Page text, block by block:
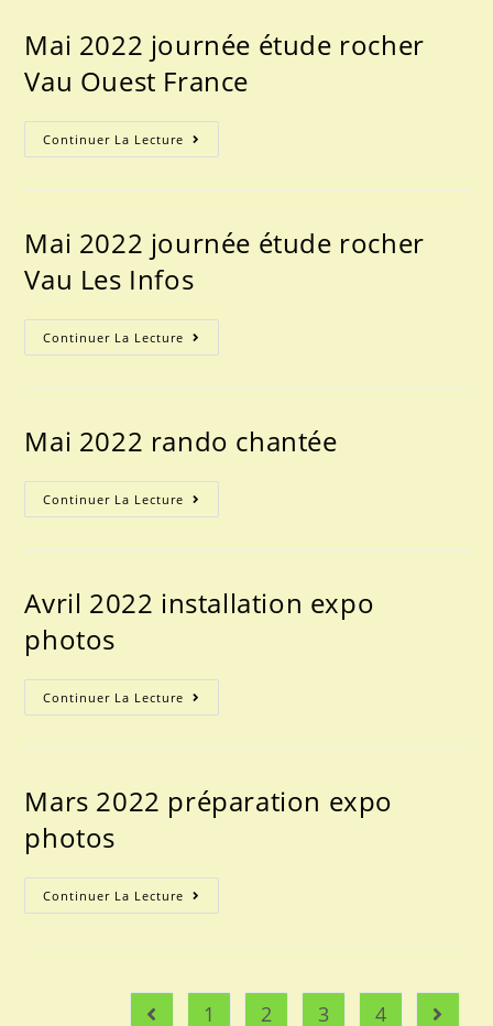
Murin
Mai 2022 journée étude rocher
Vau Ouest France
Continuer La Lecture Mai
2022
Étude
Ouest
France
Mai 2022 journée étude rocher
Vau Les Infos
Continuer La Lecture Mai
2022
Étude
Les
Infos
Mai 2022 rando chantée
Continuer La Lecture Mai
2022
Chantée
Avril 2022 installation expo
photos
Continuer La Lecture Avril
2022
Expo
Mars 2022 préparation expo
photos
Continuer La Lecture Mars
2022
Expo
Go to the previous page
1 2 3 4 Aller à